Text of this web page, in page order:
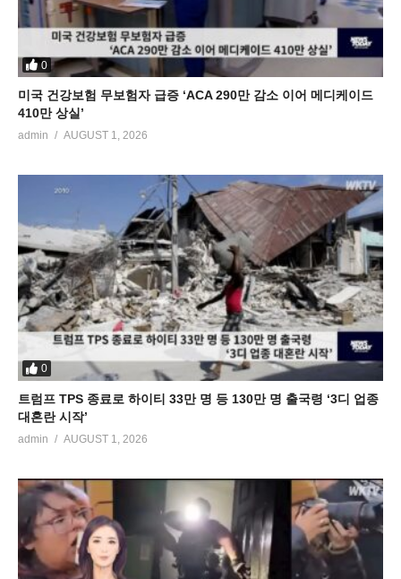
0
미국 건강보험 무보험자 급증 ‘ACA 290만 감소 이어 메디케이드
410만 상실’
admin AUGUST 1, 2026
0
트럼프 TPS 종료로 하이티 33만 명 등 130만 명 출국령 ‘3디 업종
대혼란 시작’
admin AUGUST 1, 2026